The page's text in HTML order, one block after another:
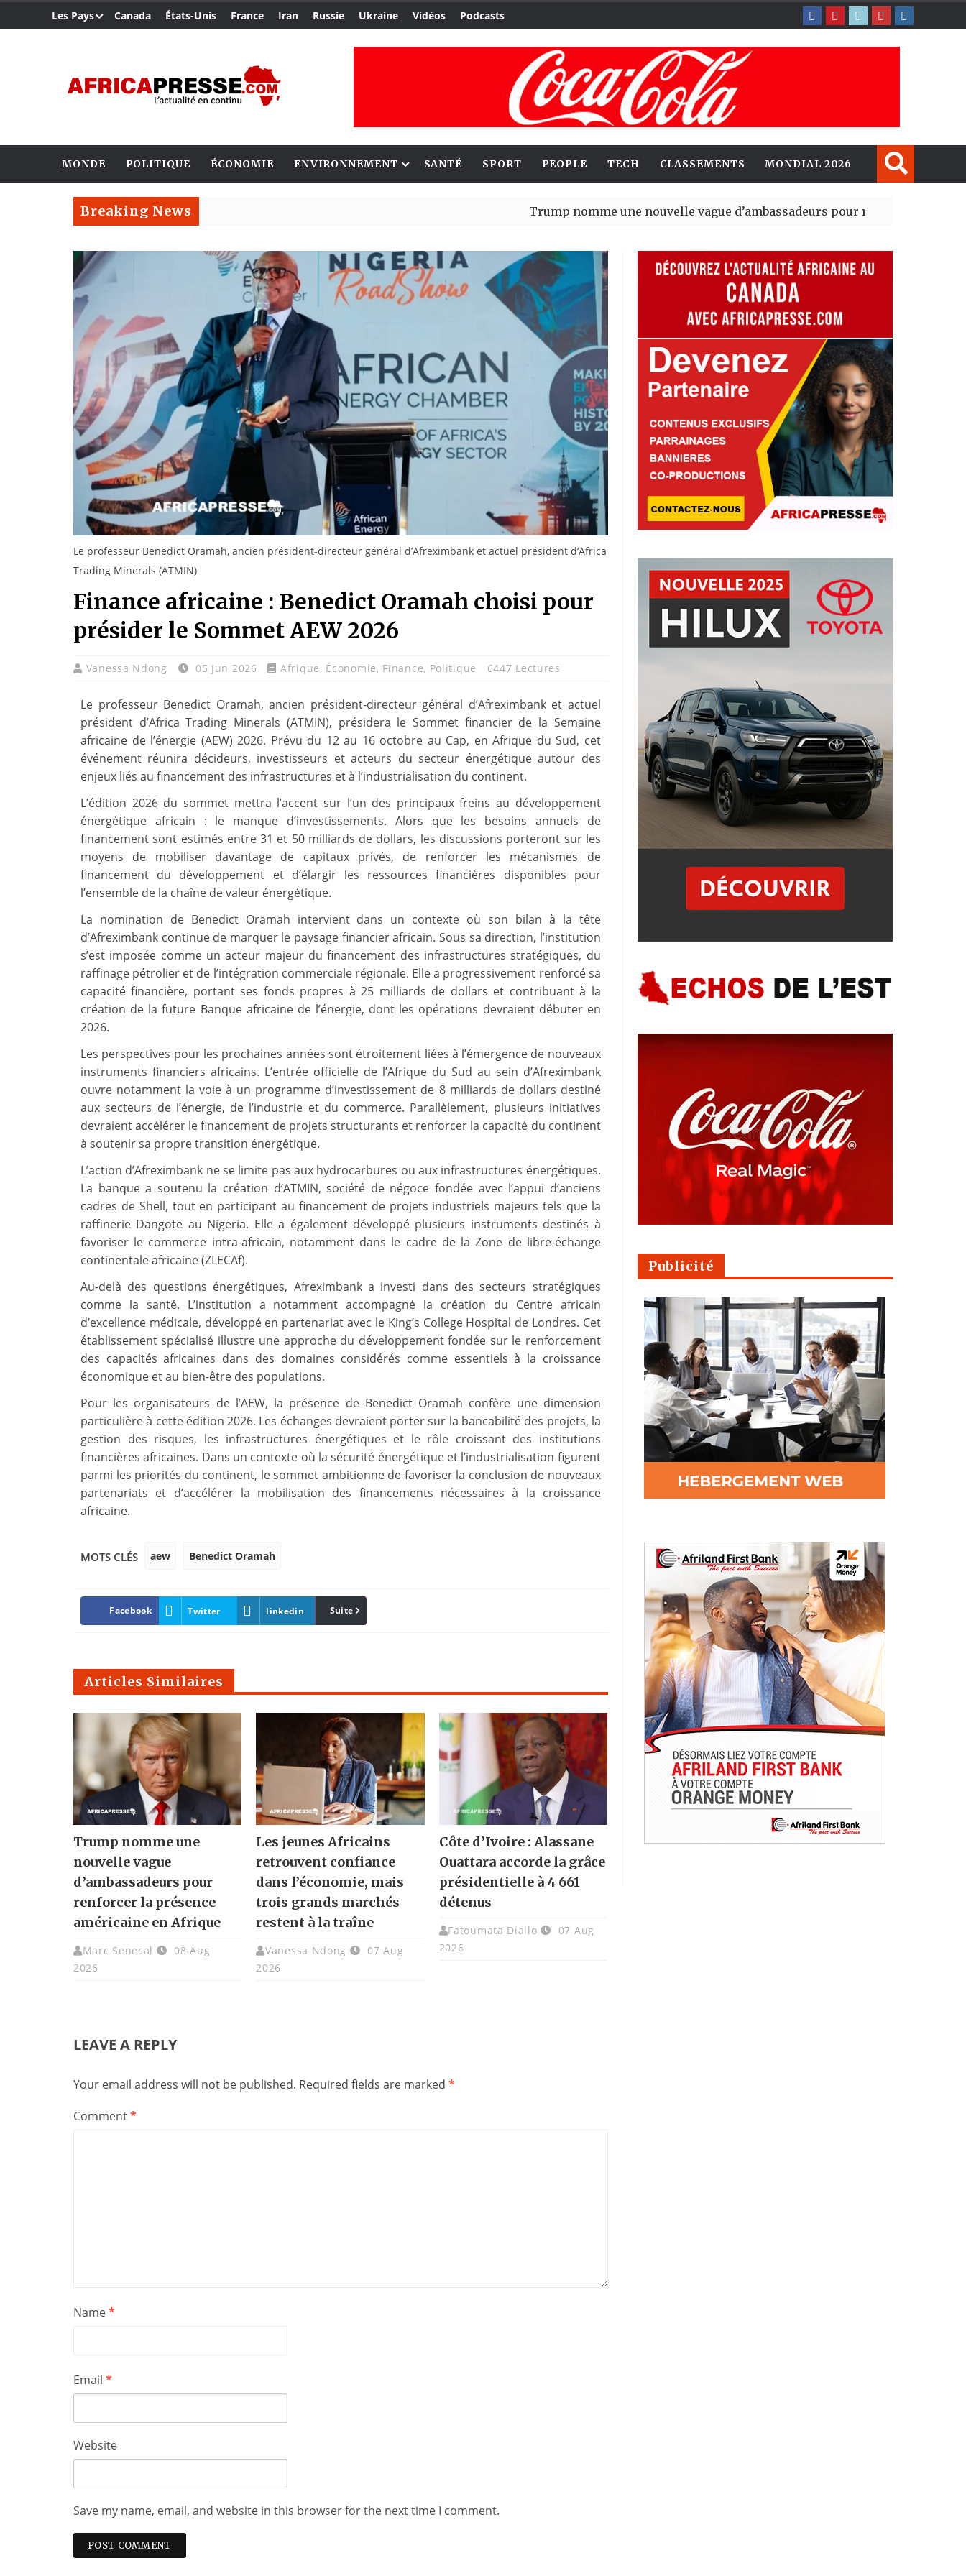
Les Pays Canada États-Unis France Iran Russie Ukraine Vidéos Podcasts
MONDE POLITIQUE ÉCONOMIE ENVIRONNEMENT SANTÉ SPORT PEOPLE TECH CLASSEMENTS MONDIAL 2026
Breaking News Trump nomme une nouvelle vague d’ambassadeurs pour renforcer la présence
Le professeur Benedict Oramah, ancien président-directeur général d’Afreximbank et actuel président d’Africa
Trading Minerals (ATMIN)
Finance africaine : Benedict Oramah choisi pour
présider le Sommet AEW 2026
Vanessa Ndong 05 Jun 2026 Afrique, Économie, Finance, Politique 6447 Lectures
Le professeur Benedict Oramah, ancien président-directeur général d’Afreximbank et actuel
président d’Africa Trading Minerals (ATMIN), présidera le Sommet financier de la Semaine
africaine de l’énergie (AEW) 2026. Prévu du 12 au 16 octobre au Cap, en Afrique du Sud, cet
événement réunira décideurs, investisseurs et acteurs du secteur énergétique autour des
enjeux liés au financement des infrastructures et à l’industrialisation du continent.
L’édition 2026 du sommet mettra l’accent sur l’un des principaux freins au développement
énergétique africain : le manque d’investissements. Alors que les besoins annuels de
financement sont estimés entre 31 et 50 milliards de dollars, les discussions porteront sur les
moyens de mobiliser davantage de capitaux privés, de renforcer les mécanismes de
financement du développement et d’élargir les ressources financières disponibles pour
l’ensemble de la chaîne de valeur énergétique.
La nomination de Benedict Oramah intervient dans un contexte où son bilan à la tête
d’Afreximbank continue de marquer le paysage financier africain. Sous sa direction, l’institution
s’est imposée comme un acteur majeur du financement des infrastructures stratégiques, du
raffinage pétrolier et de l’intégration commerciale régionale. Elle a progressivement renforcé sa
capacité financière, portant ses fonds propres à 25 milliards de dollars et contribuant à la
création de la future Banque africaine de l’énergie, dont les opérations devraient débuter en
2026.
Les perspectives pour les prochaines années sont étroitement liées à l’émergence de nouveaux
instruments financiers africains. L’entrée officielle de l’Afrique du Sud au sein d’Afreximbank
ouvre notamment la voie à un programme d’investissement de 8 milliards de dollars destiné
aux secteurs de l’énergie, de l’industrie et du commerce. Parallèlement, plusieurs initiatives
devraient accélérer le financement de projets structurants et renforcer la capacité du continent
à soutenir sa propre transition énergétique.
L’action d’Afreximbank ne se limite pas aux hydrocarbures ou aux infrastructures énergétiques.
La banque a soutenu la création d’ATMIN, société de négoce fondée avec l’appui d’anciens
cadres de Shell, tout en participant au financement de projets industriels majeurs tels que la
raffinerie Dangote au Nigeria. Elle a également développé plusieurs instruments destinés à
favoriser le commerce intra-africain, notamment dans le cadre de la Zone de libre-échange
continentale africaine (ZLECAf).
Au-delà des questions énergétiques, Afreximbank a investi dans des secteurs stratégiques
comme la santé. L’institution a notamment accompagné la création du Centre africain
d’excellence médicale, développé en partenariat avec le King’s College Hospital de Londres. Cet
établissement spécialisé illustre une approche du développement fondée sur le renforcement
des capacités africaines dans des domaines considérés comme essentiels à la croissance
économique et au bien-être des populations.
Pour les organisateurs de l’AEW, la présence de Benedict Oramah confère une dimension
particulière à cette édition 2026. Les échanges devraient porter sur la bancabilité des projets, la
gestion des risques, les infrastructures énergétiques et le rôle croissant des institutions
financières africaines. Dans un contexte où la sécurité énergétique et l’industrialisation figurent
parmi les priorités du continent, le sommet ambitionne de favoriser la conclusion de nouveaux
partenariats et d’accélérer la mobilisation des financements nécessaires à la croissance
africaine.
MOTS CLÉS aew Benedict Oramah
Facebook Twitter linkedin Pinterest
Suite
Articles Similaires
Trump nomme une
nouvelle vague
d’ambassadeurs pour
renforcer la présence
américaine en Afrique
Marc Senecal
08 Aug
2026
Les jeunes Africains
retrouvent confiance
dans l’économie, mais
trois grands marchés
restent à la traîne
Vanessa Ndong
07 Aug
2026
Côte d’Ivoire : Alassane
Ouattara accorde la grâce
présidentielle à 4 661
détenus
Fatoumata Diallo
07 Aug
2026
LEAVE A REPLY
Your email address will not be published. Required fields are marked *
Comment*
Name*
Email *
Website
Save my name, email, and website in this browser for the next time I comment.
Publicité